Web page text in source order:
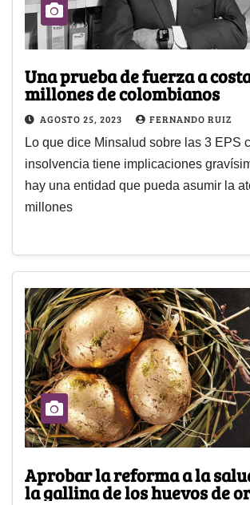
Una prueba de fuerza a
millones de colombianos
AGOSTO 25, 2023 FERNANDO RUIZ
Lo que dice Minsalud sobre las 3 EPS
insolvencia tiene implicaciones
hay una entidad que pueda asumir la
millones
Aprobar la reforma a la
la gallina de los huevos de